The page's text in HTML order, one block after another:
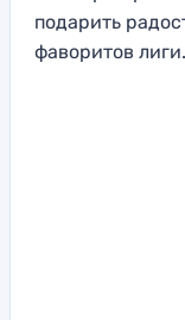
подарить
фаворитов лиги.